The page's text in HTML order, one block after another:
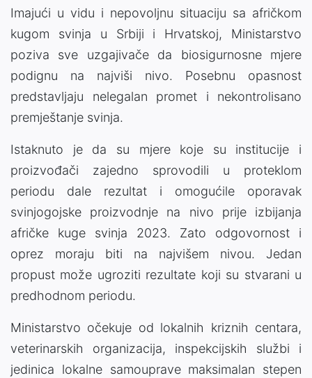
Imajući u vidu i nepovoljnu situaciju sa afričkom
kugom svinja u Srbiji i Hrvatskoj, Ministarstvo
poziva sve uzgajivače da biosigurnosne mjere
podignu na najviši nivo. Posebnu opasnost
predstavljaju nelegalan promet i nekontrolisano
premještanje svinja.
Istaknuto je da su mjere koje su institucije i
proizvođači zajedno sprovodili u proteklom
periodu dale rezultat i omogućile oporavak
svinjogojske proizvodnje na nivo prije izbijanja
afričke kuge svinja 2023. Zato odgovornost i
oprez moraju biti na najvišem nivou. Jedan
propust može ugroziti rezultate koji su stvarani u
predhodnom periodu.
Ministarstvo očekuje od lokalnih kriznih centara,
veterinarskih organizacija, inspekcijskih službi i
jedinica lokalne samouprave maksimalan stepen